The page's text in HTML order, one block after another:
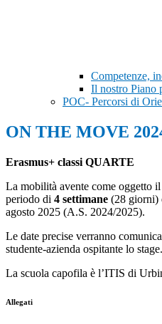
Competenze,
Il nostro Piano
POC- Percorsi di
ON THE MOVE
Erasmus+ classi QUARTE
La mobilità avente come oggetto il
periodo di 4 settimane (28 giorni)
agosto 2025 (A.S. 2024/2025).
Le date precise verranno
studente-azienda ospitante lo stage.
La scuola capofila è l’ITIS di
Allegati